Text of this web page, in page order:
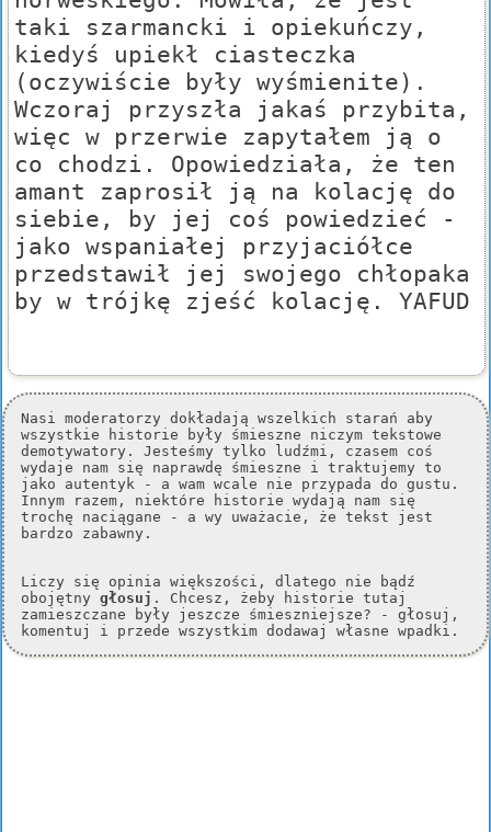
taki szarmancki i opiekuńczy,
kiedyś upiekł ciasteczka
(oczywiście były wyśmienite).
Wczoraj przyszła jakaś przybita,
więc w przerwie zapytałem ją o
co chodzi. Opowiedziała, że ten
amant zaprosił ją na kolację do
siebie, by jej coś powiedzieć -
jako wspaniałej przyjaciółce
przedstawił jej swojego chłopaka
by w trójkę zjeść kolację. YAFUD
Nasi moderatorzy dokładają wszelkich starań aby
wszystkie historie były śmieszne niczym tekstowe
demotywatory. Jesteśmy tylko ludźmi, czasem coś
wydaje nam się naprawdę śmieszne i traktujemy to
jako autentyk - a wam wcale nie przypada do gustu.
Innym razem, niektóre historie wydają nam się
trochę naciągane - a wy uważacie, że tekst jest
bardzo zabawny.
Liczy się opinia większości, dlatego nie bądź
obojętny głosuj . Chcesz, żeby historie tutaj
zamieszczane były jeszcze śmieszniejsze? - głosuj,
komentuj i przede wszystkim dodawaj własne wpadki.